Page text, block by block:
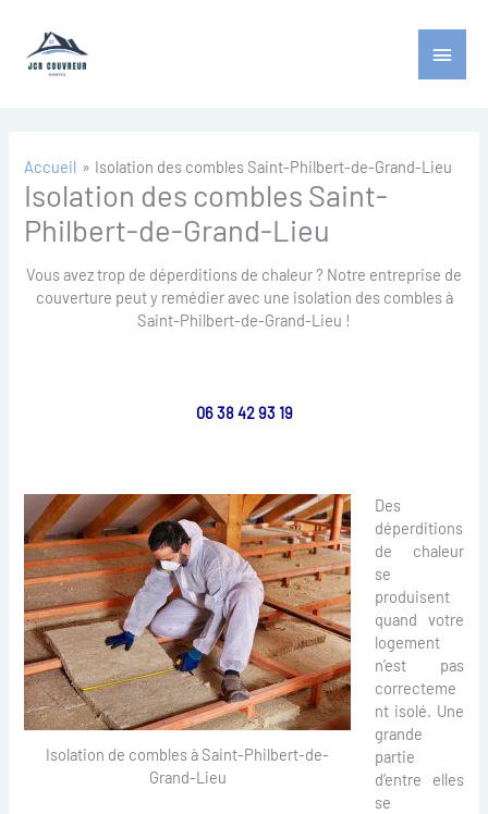
contenu
Menu
Accueil Isolation des combles Saint-Philbert-de-Grand-Lieu
Isolation des combles Saint-
Philbert-de-Grand-Lieu
Vous avez trop de déperditions de chaleur ? Notre entreprise de
couverture peut y remédier avec une isolation des combles à
Saint-Philbert-de-Grand-Lieu !
06 38 42 93 19
Isolation de combles à Saint-Philbert-de-
Grand-Lieu
Des
déperditions
de chaleur
se
produisent
quand votre
logement
n’est pas
correcteme
nt isolé. Une
grande
partie
d’entre elles
se